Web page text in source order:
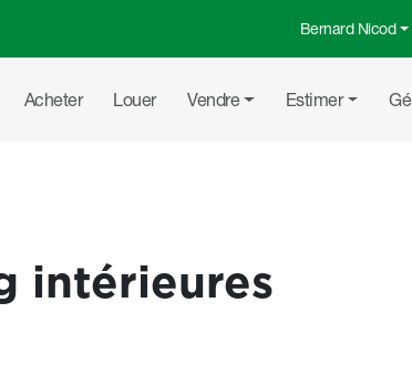
Menu top
Bernard Nicod
Navigation principale
Acheter Louer Vendre Estimer
intérieures